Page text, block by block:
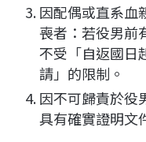
因配偶或直系血
喪者：若役男前
不受「自返國日
請」的限制。
因不可歸責於役
具有確實證明文